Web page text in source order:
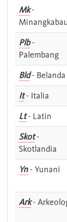
Mk-
Minangkabau
Plb-
Palembang
Bld- Belanda
It- Italia
Lt- Latin
Skot-
Skotlandia
Yn- Yunani
Ark-